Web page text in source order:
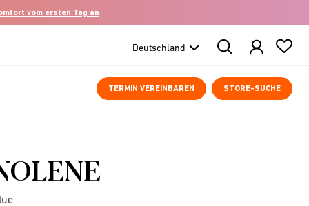
vom ersten Tag an
Search
Products
TERMIN VEREINBAREN STORE-SUCHE